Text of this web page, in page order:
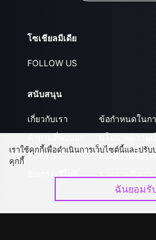
โซเชียลมีเดีย
FOLLOW US
สนับสนุน
เกี่ยวกับเรา
ติดต่อเรา
ข้อกำหนดในก
ส่งผลงานของ
เราใช้คุกกี้เพื่อดำเนินการเว็บไซต์นี้และปรั
คุกกี้
ฉันยอมรั